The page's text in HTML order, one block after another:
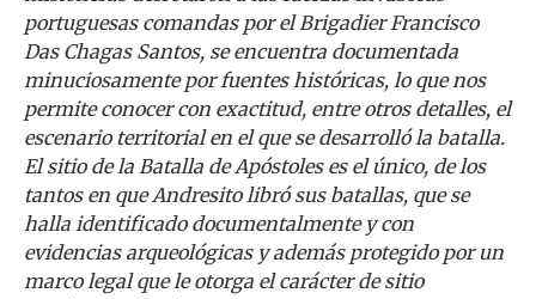
portuguesas comandas por el Brigadier Francisco
Das Chagas Santos, se encuentra documentada
minuciosamente por fuentes históricas, lo que nos
permite conocer con exactitud, entre otros detalles, el
escenario territorial en el que se desarrolló la batalla.
El sitio de la Batalla de Apóstoles es el único, de los
tantos en que Andresito libró sus batallas, que se
halla identificado documentalmente y con
evidencias arqueológicas y además protegido por un
marco legal que le otorga el carácter de sitio